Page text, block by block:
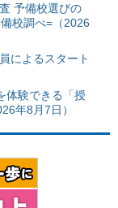
予備校選びの
校調べ=（2026
によるスタート
体験できる「授
年8月7日）